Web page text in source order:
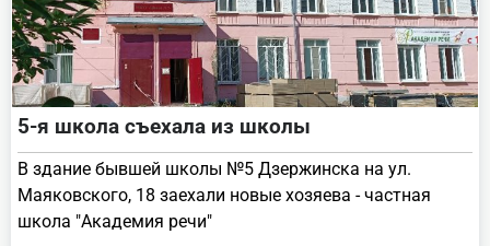
5-я школа съехала из школы
В здание бывшей школы №5 Дзержинска на ул.
Маяковского, 18 заехали новые хозяева - частная
школа "Академия речи"